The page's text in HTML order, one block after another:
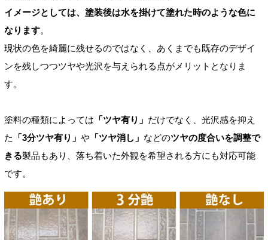
イメージとしては、塗装後は水を掛けて塗れた時のような色に
なります。
現状の色を綺麗に残せるのではなく、あくまでも既存のデザイ
ンを残しつつツヤや光沢を与えられる点がメリットとなりま
す。
塗料の種類によっては 「ツヤ有り」 だけでなく、光沢感を抑え
た
「3分ツヤ有り」 や 「ツヤ消し」 などのツヤの度合いを調整で
きる製品もあり、落ち着いた外観を希望される方にも対応可能
です。